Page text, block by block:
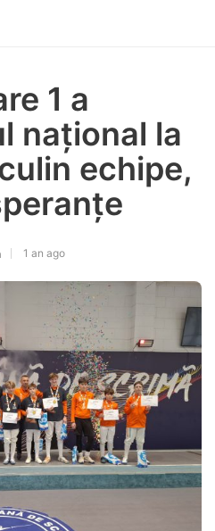
1 a
național la
echipe,
1 an ago